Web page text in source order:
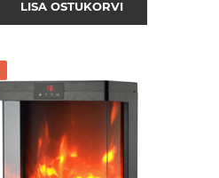
LISA OSTUKORVI